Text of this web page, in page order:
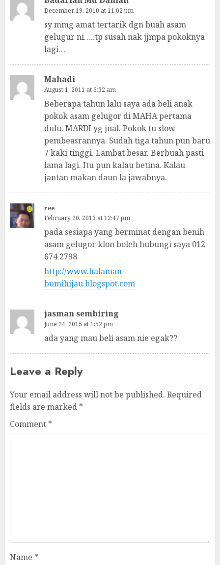
December 19, 2010 at 11:02 pm
sy mmg amat tertarik dgn buah asam
gelugur ni…..tp susah nak jjmpa pokoknya
lagi…
Mahadi
August 1, 2011 at 6:32 am
Beberapa tahun lalu saya ada beli anak
pokok asam gelugor di MAHA pertama
dulu. MARDI yg jual. Pokok tu slow
pembeasrannya. Sudah tiga tahun pun baru
7 kaki tinggi. Lambat besar. Berbuah pasti
lama lagi. Itu pun kalau betina. Kalau
jantan makan daun la jawabnya.
ree
February 20, 2013 at 12:47 pm
pada sesiapa yang berminat dengan benih
asam gelugor klon boleh hubungi saya 012-
674 2798
http://www.halaman-
bumihijau.blogspot.com
jasman sembiring
June 24, 2015 at 1:52 pm
ada yang mau beli asam nie egak??
Leave a Reply
Your email address will not be published. Required
fields are marked *
Comment *
Name *